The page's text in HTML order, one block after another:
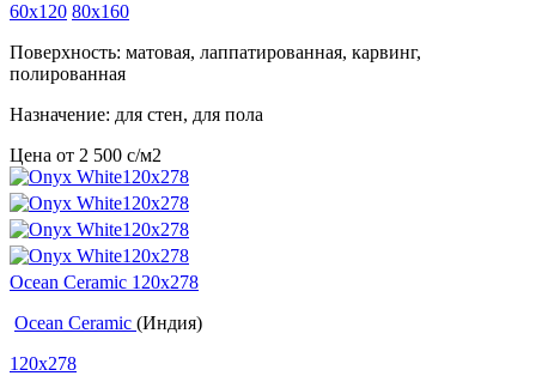
60x120 80x160
Поверхность: матовая, лаппатированная, карвинг,
полированная
Назначение: для стен, для пола
Цена от 2 500 c/м2
Ocean Ceramic 120х278
Ocean Ceramic (Индия)
120x278